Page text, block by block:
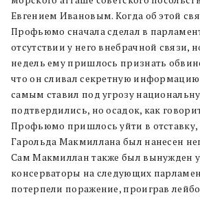
Евгением Ивановым. Когда об этой
Профьюмо сначала сделал в
отсутствии у него внебрачной связи,
недель ему пришлось признать
что он сливал секретную
самым ставил под угрозу
подтвердились, но осадок, как
Профьюмо пришлось уйти в отставку,
Гарольда Макмиллана был нанесен
Сам Макмиллан также был вынужден
консерваторы на следующих
потерпели поражение, проиграв